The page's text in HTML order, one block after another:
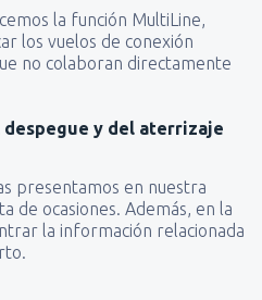
la función MultiLine,
los vuelos de conexión
no colaboran directamente
y del aterrizaje
presentamos en nuestra
de ocasiones. Además, en la
la información relacionada